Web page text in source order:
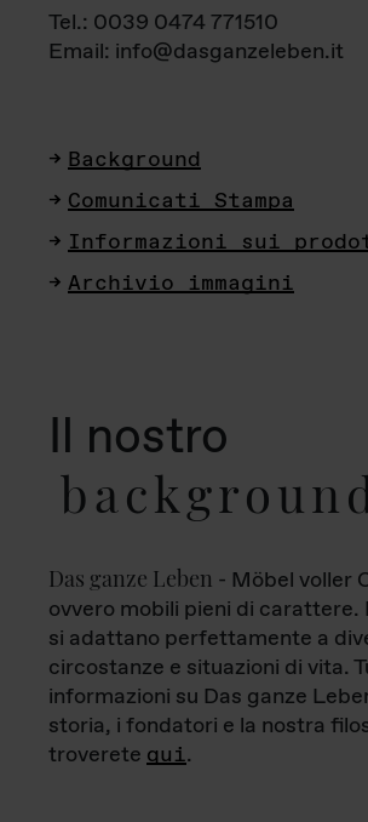
Tel.: 0039 0474 771510
Email: info@dasganzeleben.it
Background
Comunicati Stampa
Informazioni sui
Archivio immagini
Il nostro
Das ganze Leben - Möbel voller
ovvero mobili pieni di carattere.
si adattano perfettamente a
circostanze e situazioni di vita.
informazioni su Das ganze
storia, i fondatori e la nostra
troverete qui.